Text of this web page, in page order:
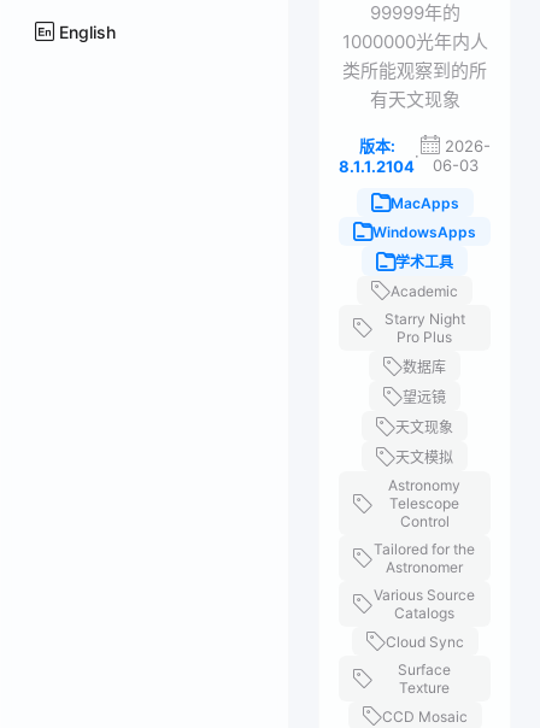
English
99999年的
1000000光年内人
类所能观察到的所
有天文现象
版本:
8.1.1.2104
·
2026-
06-03
MacApps
WindowsApps
学术工具
Academic
Starry Night
Pro Plus
数据库
望远镜
天文现象
天文模拟
Astronomy
Telescope
Control
Tailored for the
Astronomer
Various Source
Catalogs
Cloud Sync
Surface
Texture
CCD Mosaic